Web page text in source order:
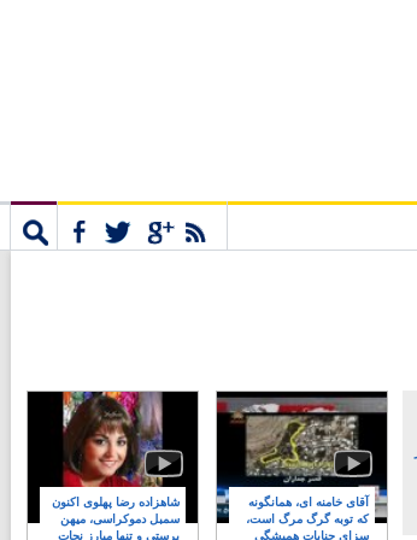
شاهزاده رضا پهلوی اکنون
سمبل دموکراسی، میهن
پرستی و تنها مبارز نجات
آقای خامنه ای، همانگونه
که توبه گرگ مرگ است،
سزای جنایات همیشگی